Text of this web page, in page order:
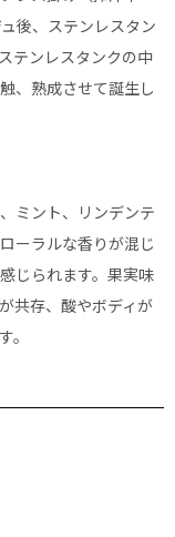
後、ステンレスタン
テンレスタンクの中
、熟成させて誕生し
ミント、リンデンテ
ーラルな香りが混じ
じられます。果実味
共存、酸やボディが
。